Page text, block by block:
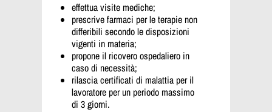
effettua visite mediche;
prescrive farmaci per le terapie non
differibili secondo le disposizioni
vigenti in materia;
propone il ricovero ospedaliero in
caso di necessità;
rilascia certificati di malattia per il
lavoratore per un periodo massimo
di 3 giorni.